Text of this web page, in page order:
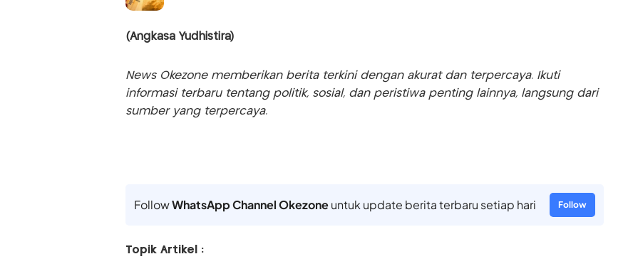
(Angkasa Yudhistira)
News Okezone memberikan berita terkini dengan akurat dan terpercaya. Ikuti
informasi terbaru tentang politik, sosial, dan peristiwa penting lainnya, langsung dari
sumber yang terpercaya.
FollowWhatsApp Channel Okezoneuntuk update berita terbaru setiap hari Follow
Topik Artikel :